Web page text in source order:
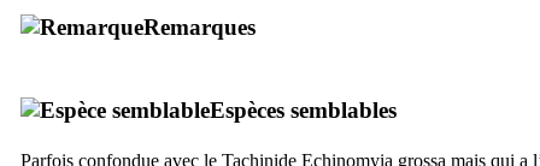
Remarques
Espèces semblables
Parfois confondue avec le Tachinide Echinomyia grossa mais qui a